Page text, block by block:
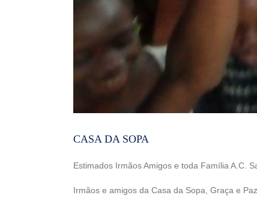
CASA DA SOPA
Estimados Irmãos Amigos e toda Família A.C.
Irmãos e amigos da Casa da Sopa, Graça e Paz.